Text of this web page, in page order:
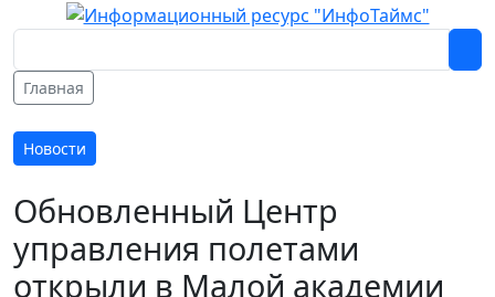
Главная
Новости
Обновленный Центр
управления полетами
открыли в Малой академии